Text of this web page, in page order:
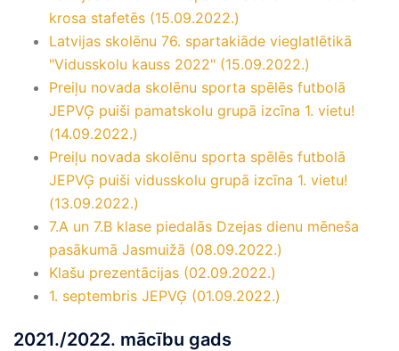
krosa stafetēs (15.09.2022.)
Latvijas skolēnu 76. spartakiāde vieglatlētikā
"Vidusskolu kauss 2022" (15.09.2022.)
Preiļu novada skolēnu sporta spēlēs futbolā
JEPVĢ puiši pamatskolu grupā izcīna 1. vietu!
(14.09.2022.)
Preiļu novada skolēnu sporta spēlēs futbolā
JEPVĢ puiši vidusskolu grupā izcīna 1. vietu!
(13.09.2022.)
7.A un 7.B klase piedalās Dzejas dienu mēneša
pasākumā Jasmuižā (08.09.2022.)
Klašu prezentācijas (02.09.2022.)
1. septembris JEPVĢ (01.09.2022.)
2021./2022. mācību gads